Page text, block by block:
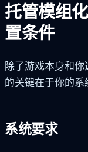
托管模组
置条件
除了游戏本身和
的关键在于你的系
系统要求